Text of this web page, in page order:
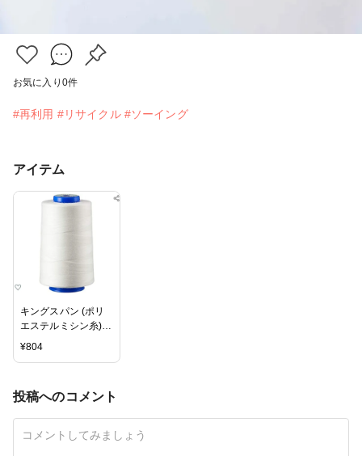
お気に入り 0件
#再利用 #リサイクル #ソーイング
アイテム
キングスパン (ポリ
エステルミシン糸)
フジックス 60番
¥804
投稿へのコメント